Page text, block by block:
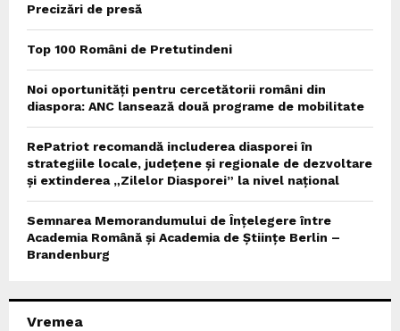
Precizări de presă
Top 100 Români de Pretutindeni
Noi oportunități pentru cercetătorii români din
diaspora: ANC lansează două programe de mobilitate
RePatriot recomandă includerea diasporei în
strategiile locale, județene și regionale de dezvoltare
și extinderea „Zilelor Diasporei” la nivel național
Semnarea Memorandumului de Înțelegere între
Academia Română și Academia de Științe Berlin –
Brandenburg
Vremea